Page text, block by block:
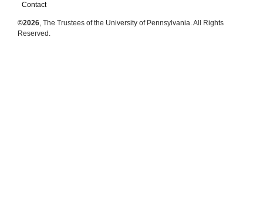
Contact
©2026, The Trustees of the University of Pennsylvania. All Rights
Reserved.